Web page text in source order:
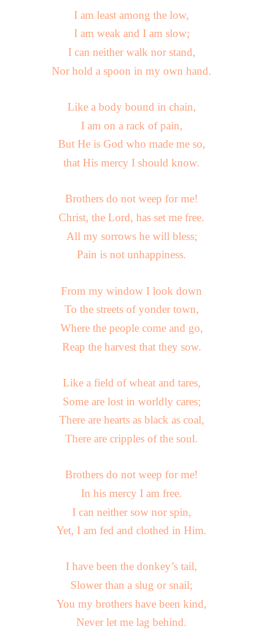
I am least among the low,
I am weak and I am slow;
I can neither walk nor stand,
Nor hold a spoon in my own hand.
Like a body bound in chain,
I am on a rack of pain,
But He is God who made me so,
that His mercy I should know.
Brothers do not weep for me!
Christ, the Lord, has set me free.
All my sorrows he will bless;
Pain is not unhappiness.
From my window I look down
To the streets of yonder town,
Where the people come and go,
Reap the harvest that they sow.
Like a field of wheat and tares,
Some are lost in worldly cares;
There are hearts as black as coal,
There are cripples of the soul.
Brothers do not weep for me!
In his mercy I am free.
I can neither sow nor spin,
Yet, I am fed and clothed in Him.
I have been the donkey’s tail,
Slower than a slug or snail;
You my brothers have been kind,
Never let me lag behind.